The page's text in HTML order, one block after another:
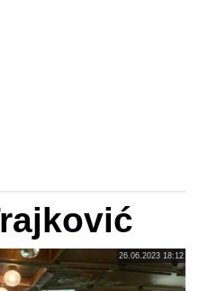
26.06.2023 18:12